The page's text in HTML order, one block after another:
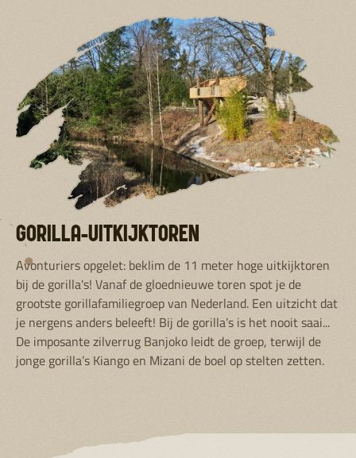
GORILLA-UITKIJKTOREN
Avonturiers opgelet: beklim de 11 meter hoge uitkijktoren
bij de gorilla's! Vanaf de gloednieuwe toren spot je de
grootste gorillafamiliegroep van Nederland. Een uitzicht dat
je nergens anders beleeft! Bij de gorilla’s is het nooit saai...
De imposante zilverrug Banjoko leidt de groep, terwijl de
jonge gorilla’s Kiango en Mizani de boel op stelten zetten.